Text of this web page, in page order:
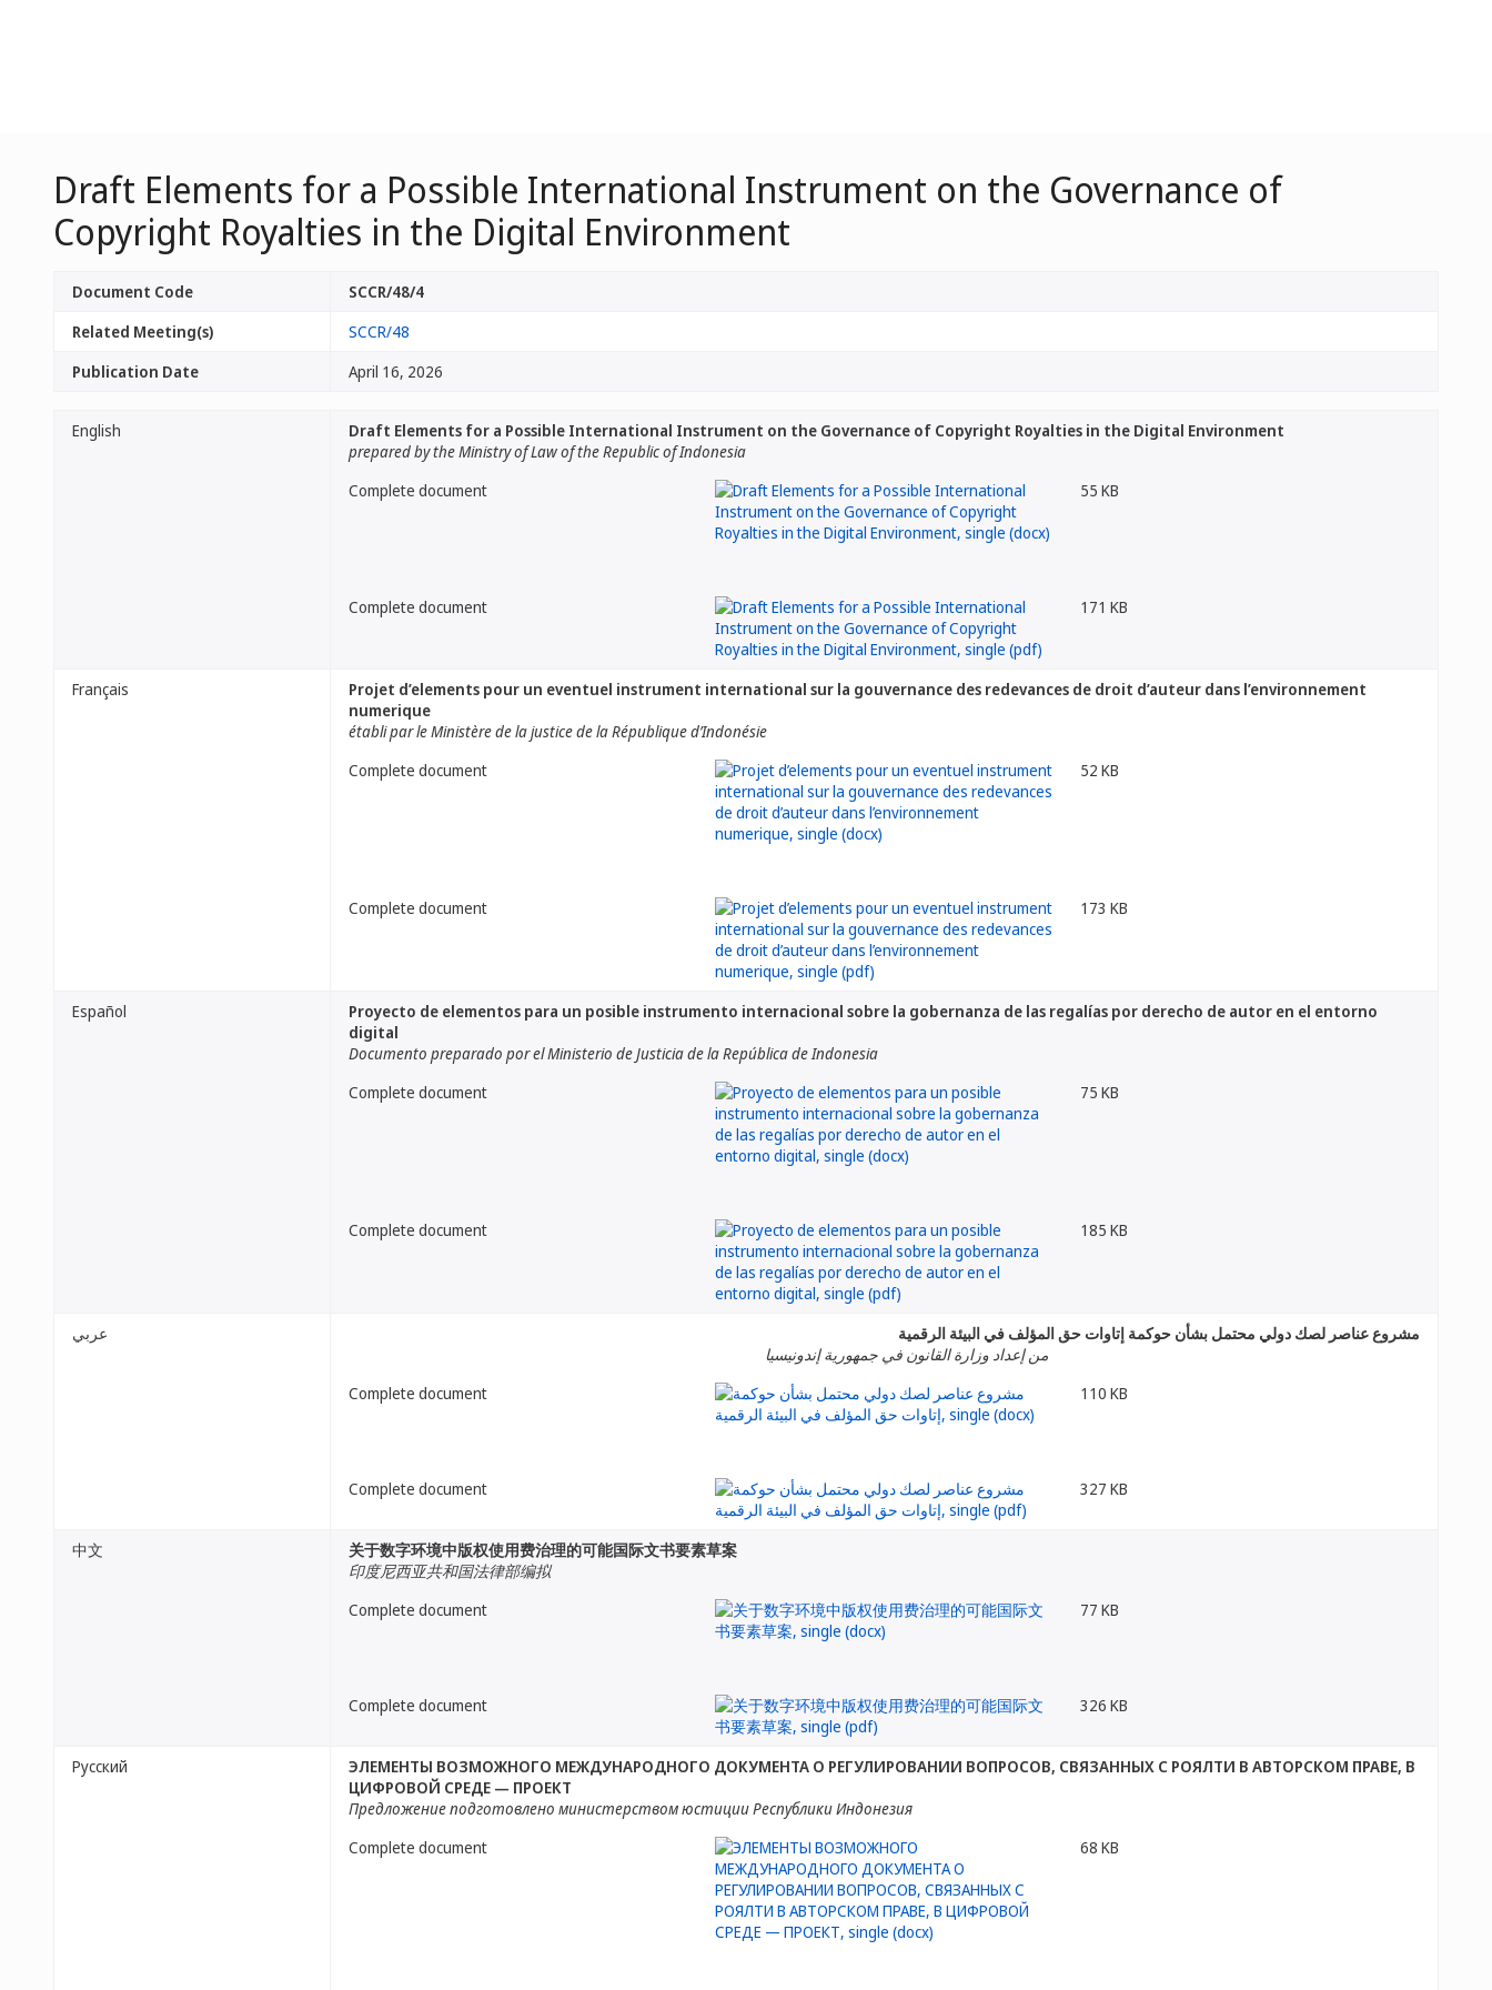
Draft Elements for a Possible International Instrument on the Governance of
Copyright Royalties in the Digital Environment
Document Code
SCCR/48/4
Related Meeting(s)
SCCR/48
Publication Date
April 16, 2026
English
Draft Elements for a Possible International Instrument on the Governance of Copyright Royalties in the Digital Environment
prepared by the Ministry of Law of the Republic of Indonesia
Complete document
55 KB
Complete document 171 KB
Français
Projet d’elements pour un eventuel instrument international sur la gouvernance des redevances de droit d’auteur dans l’environnement
numerique
établi par le Ministère de la justice de la République d’Indonésie
Complete document
52 KB
Complete document 173 KB
Español
Proyecto de elementos para un posible instrumento internacional sobre la gobernanza de las regalías por derecho de autor en el entorno
digital
Documento preparado por el Ministerio de Justicia de la República de Indonesia
Complete document
75 KB
Complete document 185 KB
عربي
مشروع عناصر لصك دولي محتمل بشأن حوكمة إتاوات حق المؤلف في البيئة الرقمية
من إعداد وزارة القانون في جمهورية إندونيسيا
Complete document
110 KB
Complete document 327 KB
中文
关于数字环境中版权使用费治理的可能国际文书要素草案
印度尼西亚共和国法律部编拟
Complete document
77 KB
Complete document 326 KB
Русский
ЭЛЕМЕНТЫ ВОЗМОЖНОГО МЕЖДУНАРОДНОГО ДОКУМЕНТА О РЕГУЛИРОВАНИИ ВОПРОСОВ, СВЯЗАННЫХ С РОЯЛТИ В АВТОРСКОМ ПРАВЕ, В
ЦИФРОВОЙ СРЕДЕ — ПРОЕКТ
Предложение подготовлено министерством юстиции Республики Индонезия
Complete document
68 KB